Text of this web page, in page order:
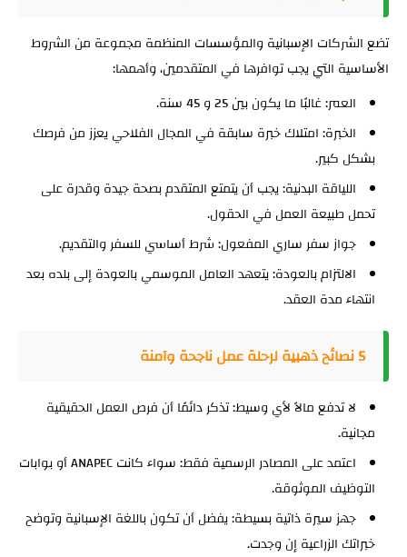
تضع الشركات الإسبانية والمؤسسات المنظمة مجموعة من الشروط
الأساسية التي يجب توافرها في المتقدمين، وأهمها:
العمر: غالبًا ما يكون بين 25 و 45 سنة.
الخبرة: امتلاك خبرة سابقة في المجال الفلاحي يعزز من فرصك
بشكل كبير.
اللياقة البدنية: يجب أن يتمتع المتقدم بصحة جيدة وقدرة على
تحمل طبيعة العمل في الحقول.
جواز سفر ساري المفعول: شرط أساسي للسفر والتقديم.
الالتزام بالعودة: يتعهد العامل الموسمي بالعودة إلى بلده بعد
انتهاء مدة العقد.
5 نصائح ذهبية لرحلة عمل ناجحة وآمنة
لا تدفع مالاً لأي وسيط: تذكر دائمًا أن فرص العمل الحقيقية
مجانية.
اعتمد على المصادر الرسمية فقط: سواء كانت ANAPEC أو بوابات
التوظيف الموثوقة.
جهز سيرة ذاتية بسيطة: يفضل أن تكون باللغة الإسبانية وتوضح
خبراتك الزراعية إن وجدت.